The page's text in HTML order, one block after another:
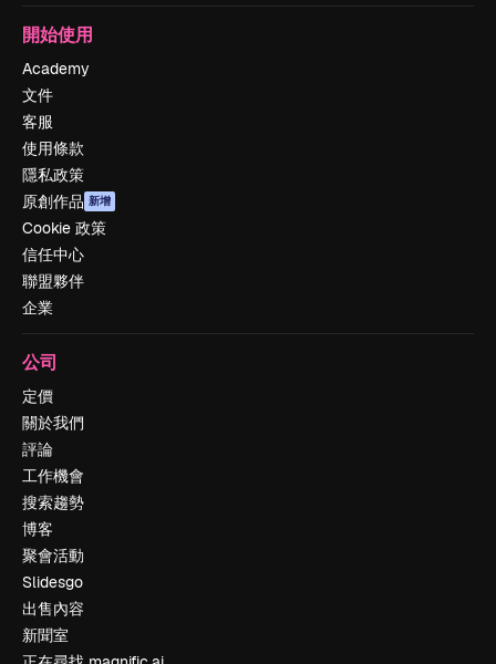
開始使用
Academy
文件
客服
使用條款
隱私政策
原創作品 新增
Cookie 政策
信任中心
聯盟夥伴
企業
公司
定價
關於我們
評論
工作機會
搜索趨勢
博客
聚會活動
Slidesgo
出售內容
新聞室